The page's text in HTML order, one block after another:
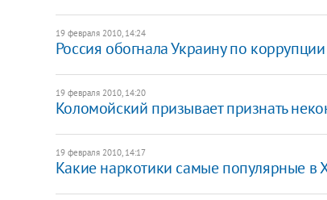
19 февраля 2010, 14:24
Россия обогнала Украину по коррупции
19 февраля 2010, 14:20
Коломойский призывает признать
19 февраля 2010, 14:17
Какие наркотики самые популярные в